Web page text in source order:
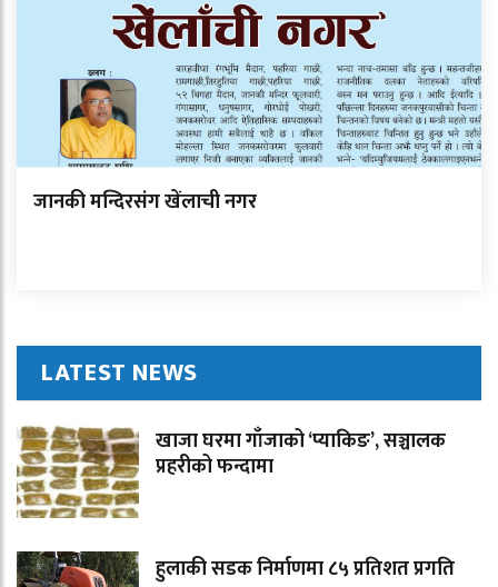
जानकी मन्दिरसंग खेंलाची नगर
LATEST NEWS
खाजा घरमा गाँजाको ‘प्याकिङ’, सञ्चालक
प्रहरीको फन्दामा
हुलाकी सडक निर्माणमा ८५ प्रतिशत प्रगति